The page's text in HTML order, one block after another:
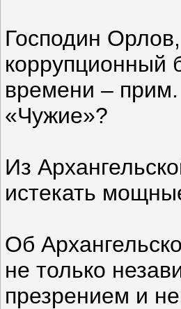
Господин
коррупционный
времени –
«Чужие»?
Из
истекать
Об
не только
презрением и